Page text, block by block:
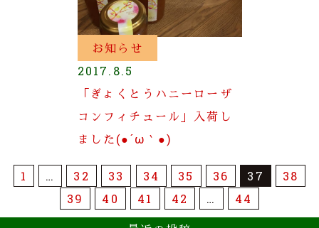
お知らせ
2017.8.5
「ぎょくとうハニーローザ
コンフィチュール」入荷し
ました(●´ω｀●)
1 … 32 33 34 35 36 37
38
39
40 41 42 … 44